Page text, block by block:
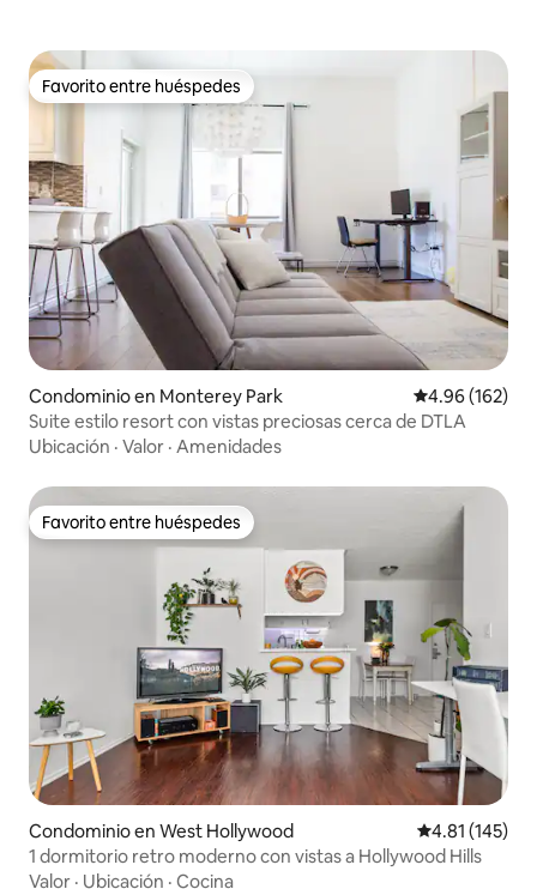
Favorito entre huéspedes
Favorito entre huéspedes
Condominio en Monterey Park Calificación
4.96 (162)
Suite estilo resort con vistas preciosas cerca de DTLA
Ubicación · Valor · Amenidades
Favorito entre huéspedes
Favorito entre huéspedes
Condominio en West Hollywood Calificación
4.81 (145)
1 dormitorio retro moderno con vistas a Hollywood Hills
Valor · Ubicación · Cocina